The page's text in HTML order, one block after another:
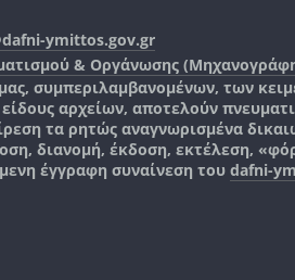
ymittos.gov.gr
& Οργάνωσης
συμπεριλαμβανομένων, των
αρχείων, αποτελούν
τα ρητώς αναγνωρισμένα
διανομή, έκδοση, εκτέλεση,
έγγραφη συναίνεση του dafni-